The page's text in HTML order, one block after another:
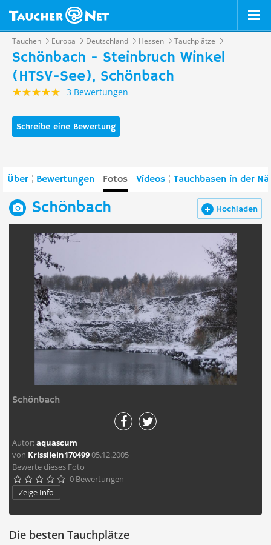
Tauchen Europa Deutschland Hessen Tauchplätze
Schönbach - Steinbruch Winkel
(HTSV-See), Schönbach
3 Bewertungen
Schreibe eine Bewertung
Über Bewertungen Fotos Videos Tauchbasen in der
Hochladen
Schönbach
Schönbach
Autor:aquascum
von Krissilein17049905.12.2005
Bewerte dieses Foto
     0 Bewertungen
Zeige Info
Die besten Tauchplätze